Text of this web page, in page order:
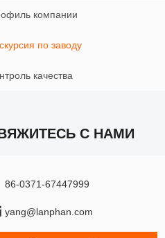
компании
по заводу
качества
С НАМИ
86-0371-67447999
yang@lanphan.com